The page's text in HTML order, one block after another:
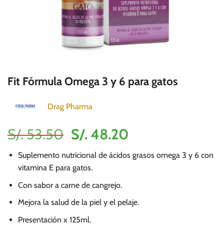
Fit Fórmula Omega 3 y 6 para gatos
Drag Pharma
S/.53.50 El
precio
original
era:
S/.
53.50.
S/. 48.20El
actual
48.20.
Suplemento nutricional de ácidos grasos omega 3 y 6 con
vitamina E para gatos.
Con sabor a carne de cangrejo.
Mejora la salud de la piel y el pelaje.
Presentación x 125ml.